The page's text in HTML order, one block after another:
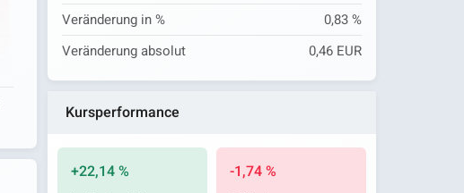
Veränderung in %
0,83 %
Veränderung absolut
0,46 EUR
Kursperformance
+22,14 % -1,74 %